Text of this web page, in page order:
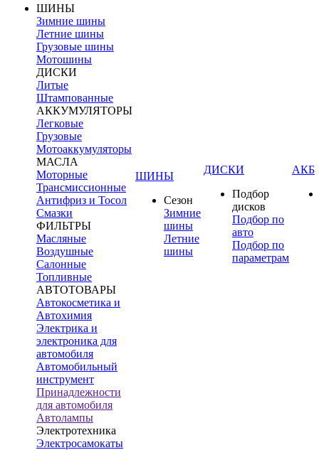
ШИНЫ
Зимние шины
Летние шины
Грузовые шины
Мотошины
ДИСКИ
Литые
Штампованные
АККУМУЛЯТОРЫ
Легковые
Грузовые
Мотоаккумуляторы
МАСЛА
Моторные
Трансмиссионные
Антифриз и Тосол
Смазки
ФИЛЬТРЫ
Масляные
Воздушные
Салонные
Топливные
АВТОТОВАРЫ
Автокосметика и
Автохимия
Электрика и
электроника для
автомобиля
Автомобильный
инструмент
Принадлежности
для автомобиля
Автолампы
Электротехника
Электросамокаты
ШИНЫ
Сезон
Зимние
шины
Летние
шины
ДИСКИ
Подбор
дисков
Подбор по
авто
Подбор по
параметрам
АКБ